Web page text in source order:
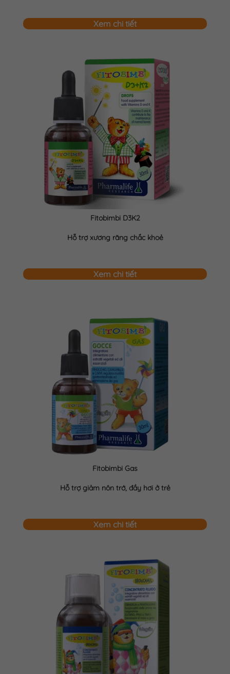
Xem chi tiết
Fitobimbi D3K2
Hỗ trợ xương răng chắc khoẻ
Xem chi tiết
Fitobimbi Gas
Hỗ trợ giảm nôn trớ, đầy hơi ở trẻ
Xem chi tiết